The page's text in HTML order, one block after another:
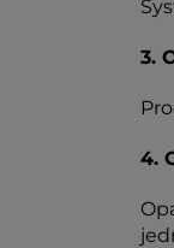
3.
4.